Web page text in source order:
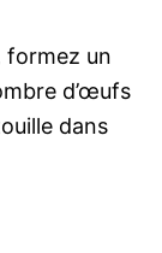
formez un
d’œufs
dans